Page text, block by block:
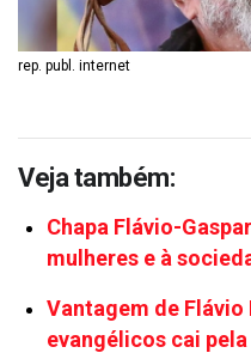
rep. publ. internet
Veja também:
Chapa Flávio-
mulheres e à
Vantagem de
evangélicos cai